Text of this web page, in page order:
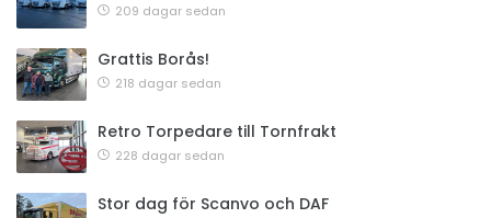
209 dagar sedan
Grattis Borås!
218 dagar sedan
Retro Torpedare till Tornfrakt
228 dagar sedan
Stor dag för Scanvo och DAF